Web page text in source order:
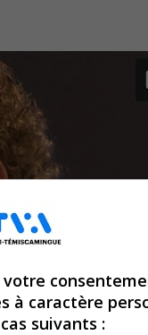
à caractère
suivants :